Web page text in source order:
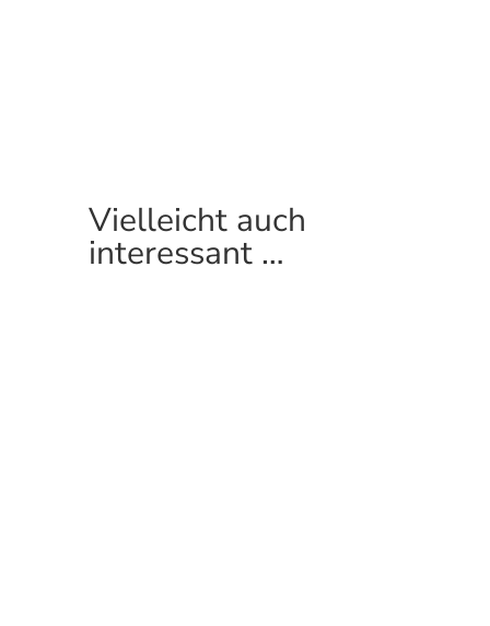
Vielleicht auch
interessant …